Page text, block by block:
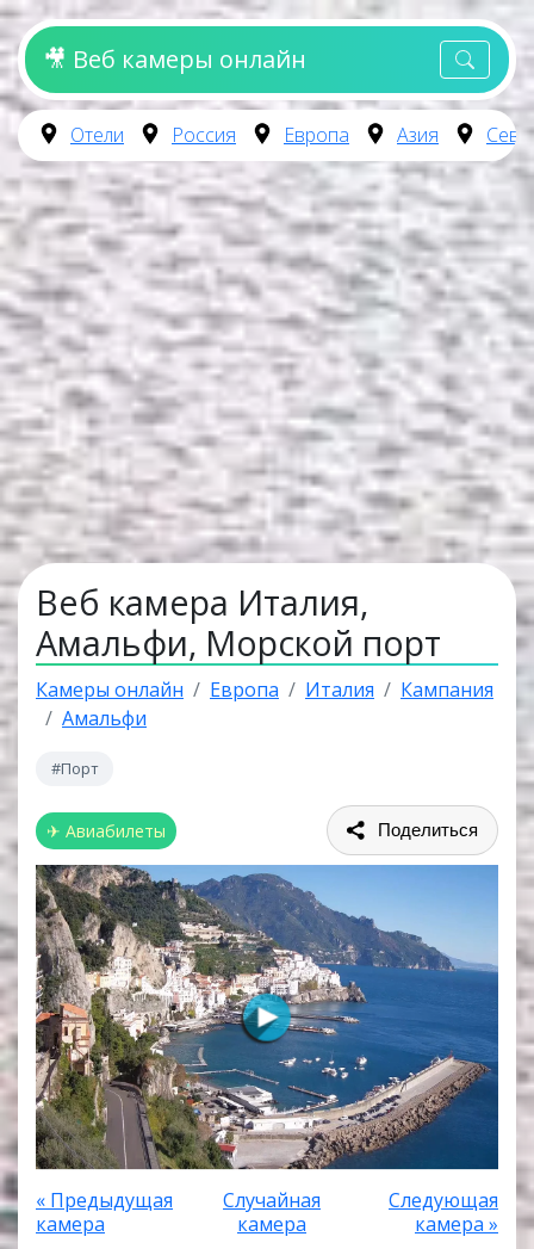
🎥 Веб камеры онлайн
Отели Россия Европа Азия
Веб камера Италия,
Амальфи, Морской порт
Камеры онлайн Европа Италия
Кампания
Амальфи
#Порт
✈ Авиабилеты Поделиться
« Предыдущая
камера
Случайная
камера
Следующая
камера »